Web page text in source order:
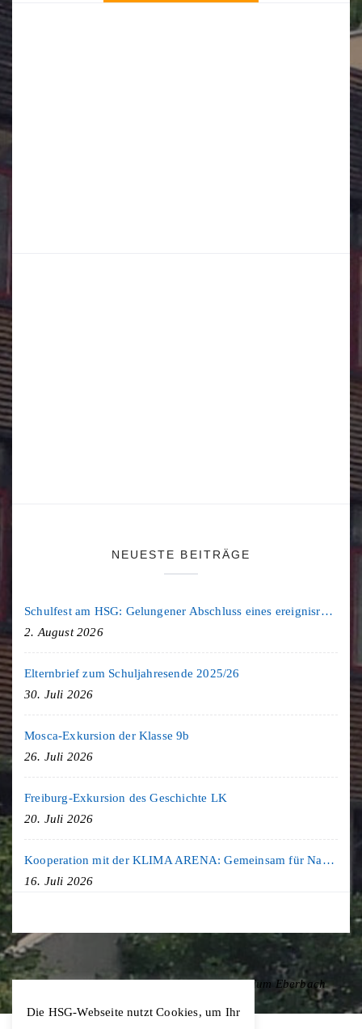
NEUESTE BEITRÄGE
Schulfest am HSG: Gelungener Abschluss eines ereignisreichen Schuljahres
2. August 2026
Elternbrief zum Schuljahresende 2025/26
30. Juli 2026
Mosca-Exkursion der Klasse 9b
26. Juli 2026
Freiburg-Exkursion des Geschichte LK
20. Juli 2026
Kooperation mit der KLIMA ARENA: Gemeinsam für Nachhaltigkeit und Klimaschutz
16. Juli 2026
Copyright © 2020 Hohenstaufen-Gymnasium Eberbach
Die HSG-Webseite nutzt Cookies, um Ihr